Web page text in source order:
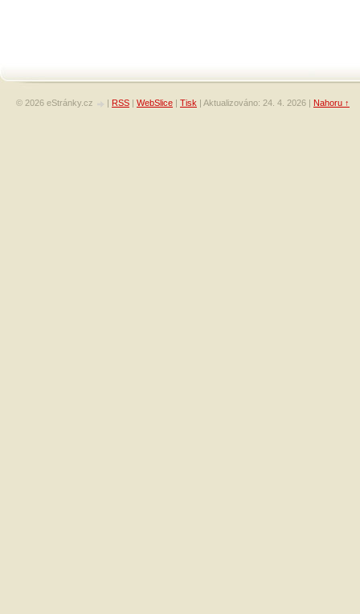
© 2026 eStránky.cz | RSS | WebSlice | Tisk | Aktualizováno: 24. 4. 2026 | Nahoru ↑